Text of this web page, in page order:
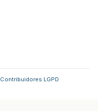
Contribuidores LGPD